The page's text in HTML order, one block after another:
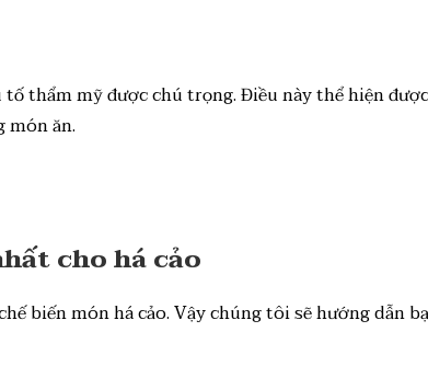
thẩm mỹ được chú trọng. Điều này thể hiện
ăn.
cho há cảo
biến món há cảo. Vậy chúng tôi sẽ hướng dẫn